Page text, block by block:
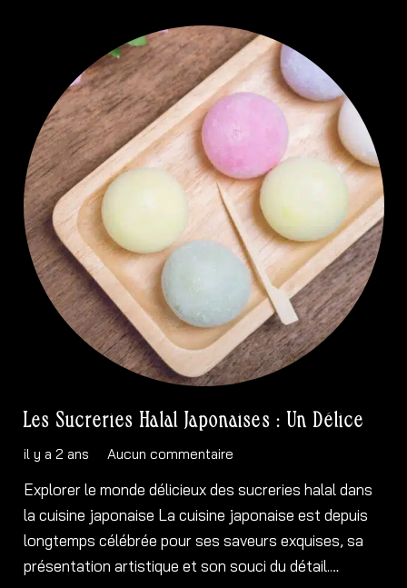
Les Sucreries Halal Japonaises : Un Délice
il y a 2 ans Aucun commentaire
Explorer le monde délicieux des sucreries halal dans
la cuisine japonaise La cuisine japonaise est depuis
longtemps célébrée pour ses saveurs exquises, sa
présentation artistique et son souci du détail.…